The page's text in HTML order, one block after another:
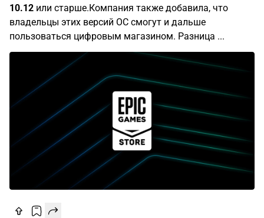
10.12 или старше.Компания также добавила, что
владельцы этих версий ОС смогут и дальше
пользоваться цифровым магазином. Разница ...